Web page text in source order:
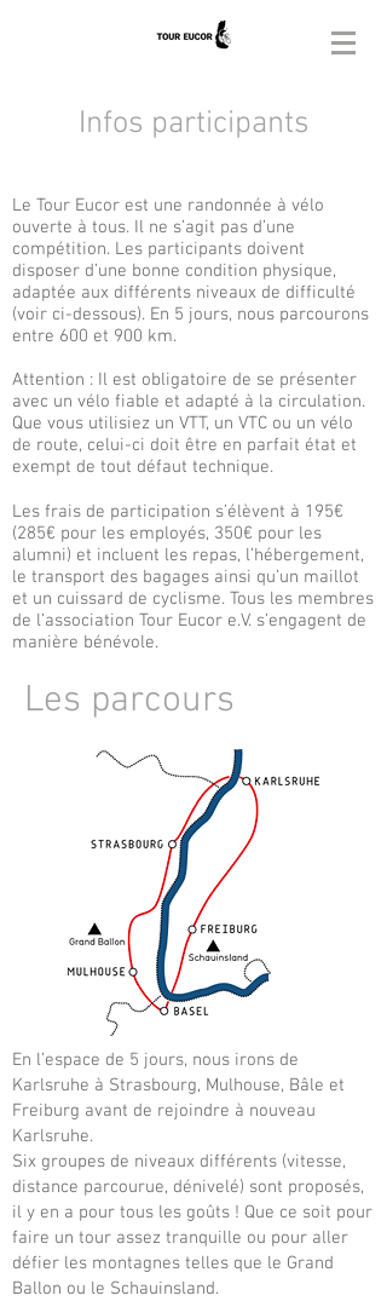
Infos participants
Le Tour Eucor est une randonnée à vélo
ouverte à tous. Il ne s’agit pas d’une
compétition. Les participants doivent
disposer d’une bonne condition physique,
adaptée aux différents niveaux de difficulté
(voir ci-dessous). En 5 jours, nous parcourons
entre 600 et 900 km.
Attention : Il est obligatoire de se présenter
avec un vélo fiable et adapté à la circulation.
Que vous utilisiez un VTT, un VTC ou un vélo
de route, celui-ci doit être en parfait état et
exempt de tout défaut technique.
Les frais de participation s’élèvent à 195€
(285€ pour les employés, 350€ pour les
alumni) et incluent les repas, l’hébergement,
le transport des bagages ainsi qu’un maillot
et un cuissard de cyclisme. Tous les membres
de l’association Tour Eucor e.V. s’engagent de
manière bénévole.
Les parcours
En l’espace de 5 jours, nous irons de
Karlsruhe à Strasbourg, Mulhouse, Bâle et
Freiburg avant de rejoindre à nouveau
Karlsruhe.
Six groupes de niveaux différents (vitesse,
distance parcourue, dénivelé) sont proposés,
il y en a pour tous les goûts ! Que ce soit pour
faire un tour assez tranquille ou pour aller
défier les montagnes telles que le Grand
Ballon ou le Schauinsland.